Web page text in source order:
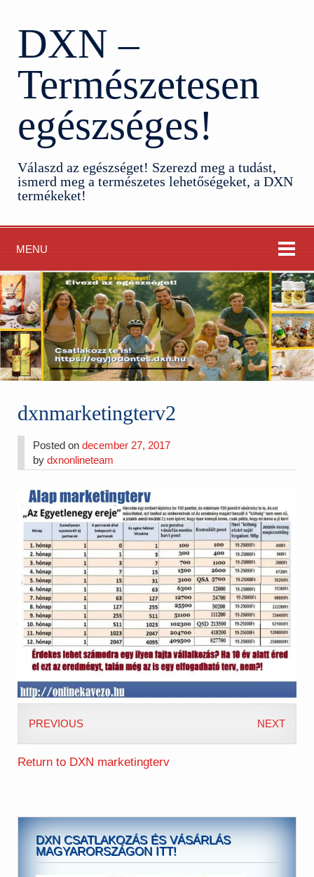
DXN –
Természetesen
egészséges!
Válaszd az egészséget! Szerezd meg a tudást,
ismerd meg a természetes lehetőségeket, a DXN
termékeket!
MENU
dxnmarketingterv2
Posted ondecember 27, 2017
bydxnonlineteam
PREVIOUS NEXT
Return to DXN marketingterv
DXN CSATLAKOZÁS ÉS VÁSÁRLÁS
MAGYARORSZÁGON ITT!